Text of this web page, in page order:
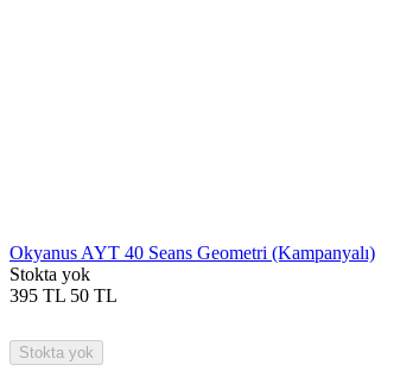
Okyanus AYT 40 Seans Geometri (Kampanyalı)
Stokta yok
395 TL 50 TL
Stokta yok